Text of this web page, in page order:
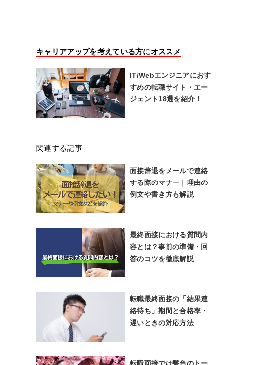
キャリアアップを考えている方にオススメ
IT/Webエンジニアにおす
すめの転職サイト・エー
ジェント18選を紹介！
関連する記事
面接辞退をメールで連絡
する際のマナー｜理由の
例文や書き方も解説
最終面接における質問内
容とは？事前の準備・回
答のコツを徹底解説
転職最終面接の「結果連
絡待ち」期間と合格率・
遅いときの対応方法
転職面接では髪色のトー